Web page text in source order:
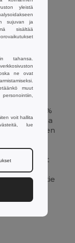
tuplasti
100 %
mikä takaa
Säännöllinen
ja
Lyhyet
pääntie
yleistä
sujuvan ja
sisältää
tahansa.
ne ovat
muut
voit hallita
lue